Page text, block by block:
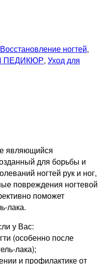
Восстановление ногтей,
ПЕДИКЮР, Уход для
являющийся
для борьбы и
ногтей рук и ног,
повреждения ногтевой
поможет
лака.
у Вас:
(особенно после
лака);
и профилактике от